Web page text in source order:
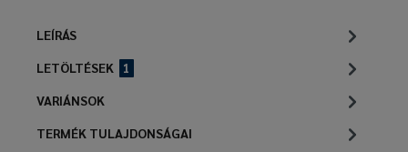
LEÍRÁS
LETÖLTÉSEK
1
VARIÁNSOK
TERMÉK TULAJDONSÁGAI